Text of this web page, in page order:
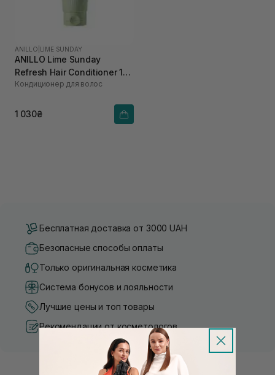
ANILLO LIME SUNDAY
ANILLO Lime Sunday
Refresh Hair Conditioner 150
мл
Кондиционер для волос
1 030₴
Бесплатная доставка от 3000 UAH
Безопасные способы оплаты
Только оригинальная косметика
Система бонусов и лояльности
Лучшие цены и топ товары
Рекомендации от косметологов